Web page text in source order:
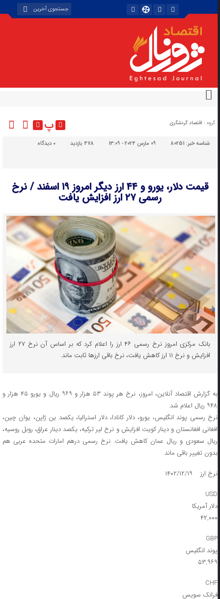
گروه : اقتصاد گردشگری پ
شناسه خبر:80251 09 مارس 2024 - 13:09 478 بازدید دیدگاه
قیمت دلار، یورو و ۴۴ ارز دیگر امروز ۱۹ اسفند / نرخ
رسمی ۲۷ ارز افزایش یافت
بانک مرکزی امروز نرخ رسمی ۴۶ ارز را اعلام کرد که بر اساس آن نرخ ۲۷ ارز
افزایش و نرخ ۱۱ ارز کاهش یافت، نرخ باقی ارزها ثابت ماند.
به گزارش اقتصاد آنلاین، امروز، نرخ هر پوند ۵۳ هزار و ۹۶۹ ریال و یورو ۴۵ هزار و
۹۴۸ ریال اعلام شد.
نرخ رسمی پوند انگلیس، یورو، دلار کانادا، دلار استرالیا، یکصد ین ژاپن، یوان چین،
افغانی افغانستان و دینار کویت افزایش و نرخ لیر ترکیه، یکصد دینار عراق، روبل روسیه،
ریال سعودی و ریال عمان کاهش یافت. نرخ رسمی درهم امارات متحده عربی هم
بدون تغییر باقی ماند.
نرخ ارز ۱۴۰۲/۱۲/۱۹
USD
دلار آمریکا
۴۲,۰۰۰
GBP
پوند انگلیس
۵۳,۹۶۹
CHF
فرانک سویس